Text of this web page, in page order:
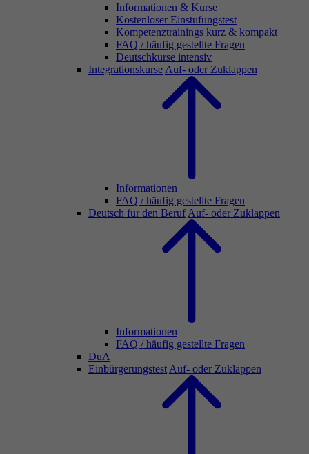
Informationen & Kurse
Kostenloser Einstufungstest
Kompetenztrainings kurz & kompakt
FAQ / häufig gestellte Fragen
Deutschkurse intensiv
Integrationskurse Auf- oder Zuklappen
Informationen
FAQ / häufig gestellte Fragen
Deutsch für den Beruf Auf- oder Zuklappen
Informationen
FAQ / häufig gestellte Fragen
DuA
Einbürgerungstest Auf- oder Zuklappen